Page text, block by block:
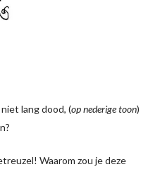
lang dood, (op nederige toon)
Waarom zou je deze